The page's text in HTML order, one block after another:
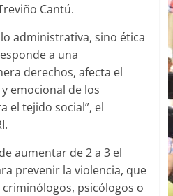
Cantú.
administrativa, sino ética
a una
derechos, afecta el
emocional de los
el tejido social”, el
aumentar de 2 a 3 el
prevenir la violencia, que
psicólogos o